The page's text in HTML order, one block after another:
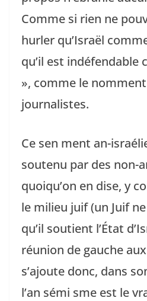
Comme si rien ne
hurler qu’Israël
qu’il est indéfendable
», comme le
journalistes.
Ce sen ment an-
soutenu par des non-
quoiqu’on en dise, y
le milieu juif (un Juif
qu’il soutient l’État
réunion de gauche
s’ajoute donc, dans
l’an sémi sme est le